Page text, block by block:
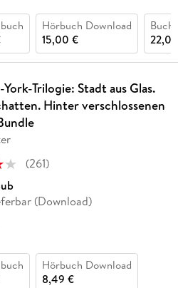
Hörbuch Download
15,00 €
Buch
Trilogie: Stadt aus Glas.
Hinter verschlossenen
(261)
(Download)
Hörbuch Download
8,49 €